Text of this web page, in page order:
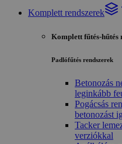
Komplett rendszerek
Komplett fűtés-hűtés
Padlófűtés rendszerek
Betonozás
leginkább
Pogácsás
betonozást
Tacker
verziókkal